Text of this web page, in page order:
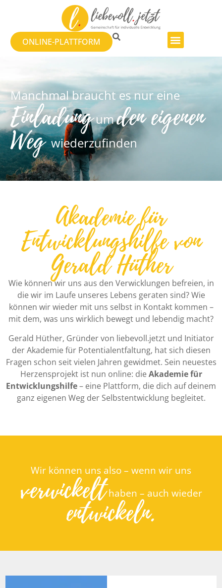
ONLINE-PLATTFORM
Manchmal braucht es nur eine
Einladungumden eigenen
Wegwiederzufinden
Akademie für
Entwicklungshilfe von
Gerald Hüther
Wie können wir uns aus den Verwicklungen befreien, in
die wir im Laufe unseres Lebens geraten sind? Wie
können wir wieder mit uns selbst in Kontakt kommen –
mit dem, was uns wirklich bewegt und lebendig macht?
Gerald Hüther, Gründer von liebevoll.jetzt und Initiator
der Akademie für Potentialentfaltung, hat sich diesen
Fragen schon seit vielen Jahren gewidmet. Sein neuestes
Herzensprojekt ist nun online: dieAkademie für
Entwicklungshilfe– eine Plattform, die dich auf deinem
ganz eigenen Weg der Selbstentwicklung begleitet.
Wir können uns also – wenn wir uns
verwickelthaben – auch wieder
entwickeln.